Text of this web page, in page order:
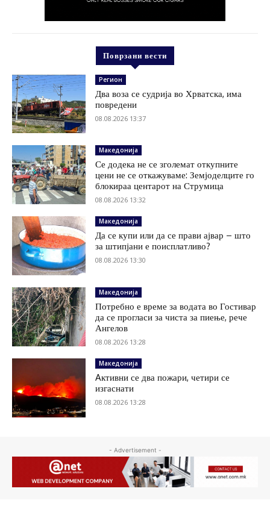
Поврзани вести
Регион
Два воза се судрија во Хрватска, има
повредени
08.08.2026 13:37
Македонија
Се додека не се зголемат откупните
цени не се откажуваме: Земјоделците го
блокираа центарот на Струмица
08.08.2026 13:32
Македонија
Да се купи или да се прави ајвар – што
за штипјани е поисплатливо?
08.08.2026 13:30
Македонија
Потребно е време за водата во Гостивар
да се прогласи за чиста за пиење, рече
Ангелов
08.08.2026 13:28
Македонија
Aктивни се два пожари, четири се
изгаснати
08.08.2026 13:28
- Advertisement -